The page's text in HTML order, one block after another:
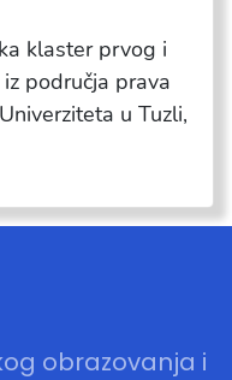
klaster prvog i
područja prava
u Tuzli,
obrazovanja i